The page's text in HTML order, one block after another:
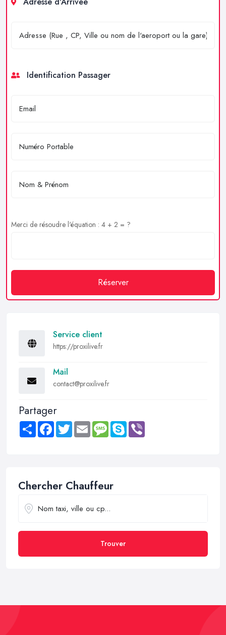
Identification Passager
Merci de résoudre l'équation : 4 + 2 = ?
Réserver
Service client
https://proxilive.fr
Mail
contact@proxilive.fr
Partager
Share FacebookTwitter Email MessageSkype
Chercher Chauffeur
Trouver